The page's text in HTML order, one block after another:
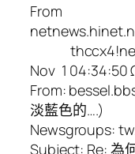
From
Nov 1 04:34:50
From:
淡藍色的….)
Newsgroups:
Subject: Re: 為